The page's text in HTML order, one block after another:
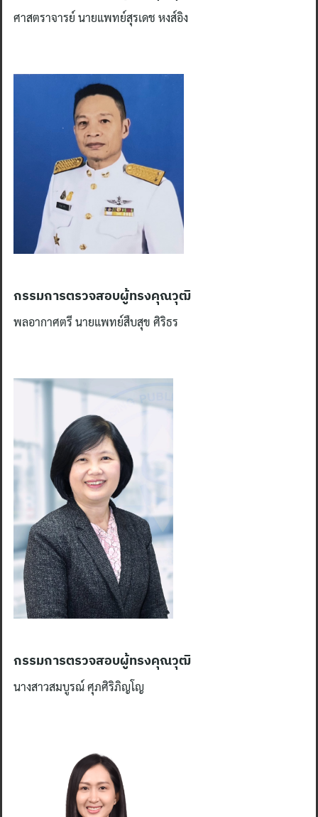
ศาสตราจารย์ นายแพทย์สุรเดช หงส์อิง
กรรมการตรวจสอบผู้ทรงคุณวุฒิ
พลอากาศตรี นายแพทย์สืบสุข ศิริธร
กรรมการตรวจสอบผู้ทรงคุณวุฒิ
นางสาวสมบูรณ์ ศุภศิริภิญโญ